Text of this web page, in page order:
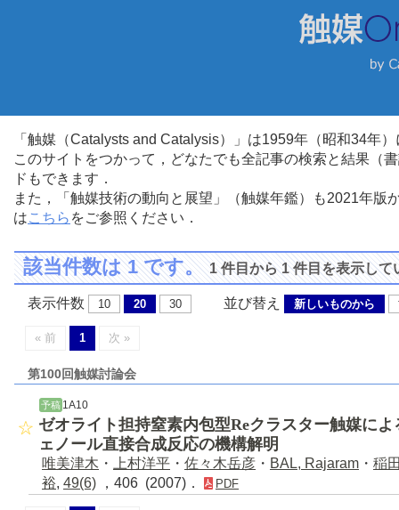
「触媒（Catalysts and Catalysis）」は1959年（昭和34年
このサイトをつかって，どなたでも全記事の検索と結果（
ドもできます．
また，「触媒技術の動向と展望」（触媒年鑑）も2021年
はこちら をご参照ください．
該当件数は 1 です。1 件目から 1 件目を表示して
表示件数 10 20 30 並び替え 新しいものから
« 前 1 次 »
第100回触媒討論会
予稿 1A10
ゼオライト担持窒素内包型Reクラスター触媒に
ェノール直接合成反応の機構解明
唯美津木 ・ 上村洋平 ・ 佐々木岳彦 ・ BAL, Rajaram ・ 稲
裕, 49(6) ，406 (2007)． PDF